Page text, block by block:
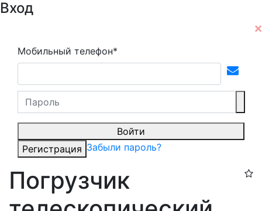
Вход
Мобильный телефон*
Войти
Регистрация Забыли пароль?
Погрузчик